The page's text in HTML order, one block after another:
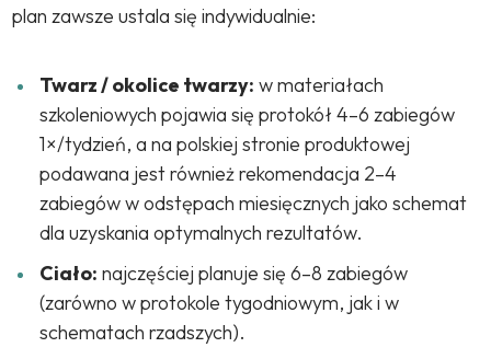
plan zawsze ustala się indywidualnie:
Twarz / okolice twarzy: w materiałach
szkoleniowych pojawia się protokół 4–6 zabiegów
1×/tydzień, a na polskiej stronie produktowej
podawana jest również rekomendacja 2–4
zabiegów w odstępach miesięcznych jako schemat
dla uzyskania optymalnych rezultatów.
Ciało: najczęściej planuje się 6–8 zabiegów
(zarówno w protokole tygodniowym, jak i w
schematach rzadszych).